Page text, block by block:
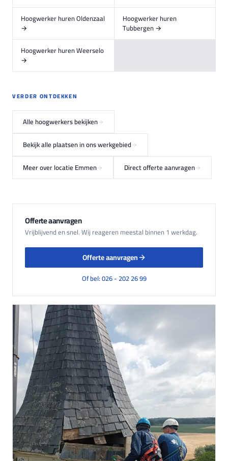
Hoogwerker huren Oldenzaal
→
Hoogwerker huren
Tubbergen →
Hoogwerker huren Weerselo
→
VERDER ONTDEKKEN
Alle hoogwerkers bekijken
Bekijk alle plaatsen in ons werkgebied
Meer over locatie Emmen
Direct offerte aanvragen
Offerte aanvragen
Vrijblijvend en snel. Wij reageren meestal binnen 1 werkdag.
Offerte aanvragen
Of bel: 026 - 202 26 99